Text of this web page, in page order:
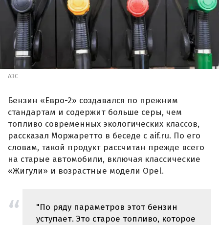
АЗС
Бензин «Евро-2» создавался по прежним
стандартам и содержит больше серы, чем
топливо современных экологических классов,
рассказал Моржаретто в беседе с aif.ru. По его
словам, такой продукт рассчитан прежде всего
на старые автомобили, включая классические
«Жигули» и возрастные модели Opel.
"По ряду параметров этот бензин
уступает. Это старое топливо, которое